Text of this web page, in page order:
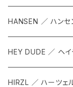
HANSEN ／ ハンセ
HEY DUDE ／ ヘイ
HIRZL ／ ハーツェ